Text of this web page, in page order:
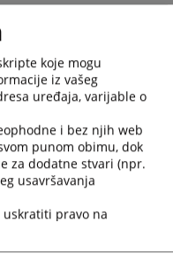
- Unutrašnji
materijalom radi
- Zakup statieke
pristupa i
- "Nabavka
koje mogu
iz vašeg
uređaja, varijable o
i bez njih web
punom obimu, dok
za dodatne stvari (npr.
usavršavanja
pravo na